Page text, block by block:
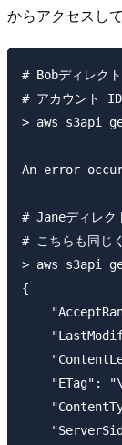
からアクセスし
# Bobディレク
# アカウント ID
> aws s3api
An error
# Janeディレク
# こちらも同じ
> aws s3api
{
"ETag":